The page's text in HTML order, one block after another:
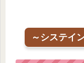
～システイ